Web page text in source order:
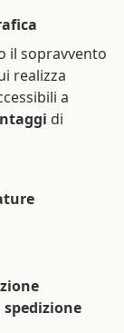
il sopravvento
realizza
a
di